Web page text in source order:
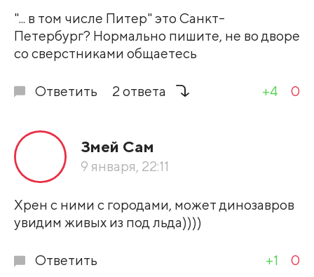
Развернуть все
"... в том числе Питер" это Санкт-
Петербург? Нормально пишите, не во дворе
со сверстниками общаетесь
Ответить 2 ответа +4 0
Змей Сам
9 января, 22:11
Хрен с ними с городами, может динозавров
увидим живых из под льда))))
Ответить +1 0